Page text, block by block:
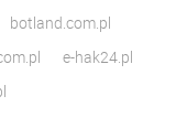
botland.com.pl
e-hak24.pl